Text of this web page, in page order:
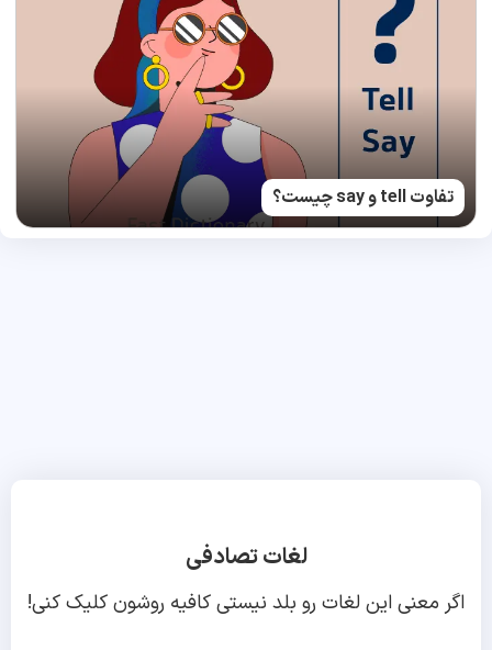
تفاوت tell و say چیست؟
لغات تصادفی
اگر معنی این لغات رو بلد نیستی کافیه روشون کلیک کنی!